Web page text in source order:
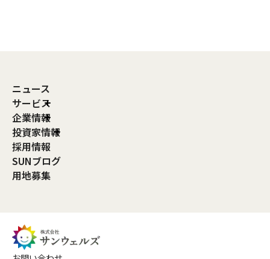
ニュース
サービス
企業情報
投資家情報
採用情報
SUNブログ
用地募集